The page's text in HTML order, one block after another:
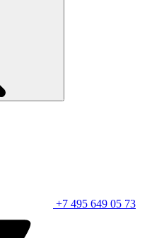
+7 495 649 05 73